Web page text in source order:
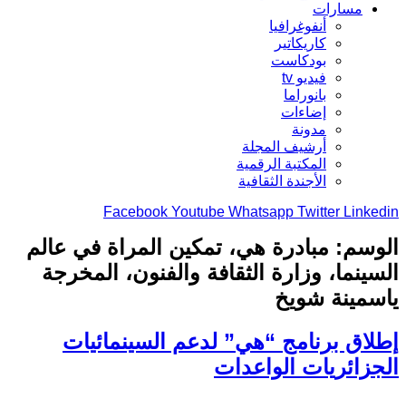
مسارات
أنفوغرافيا
كاريكاتير
بودكاست
فيديو tv
بانوراما
إضاءات
مدونة
أرشيف المجلة
المكتبة الرقمية
الأجندة الثقافية
Facebook Youtube Whatsapp Twitter Linkedin
الوسم: مبادرة هي، تمكين المراة في عالم
السينما، وزارة الثقافة والفنون، المخرجة
ياسمينة شويخ
إطلاق برنامج “هي” لدعم السينمائيات
الجزائريات الواعدات